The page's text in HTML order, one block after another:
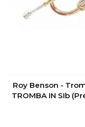
Roy Benson -
TROMBA IN SIb